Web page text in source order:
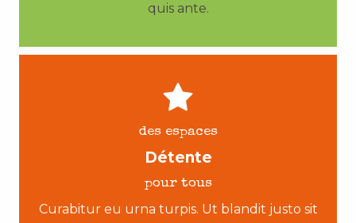
quis ante.
des espaces
Détente
pour tous
Curabitur eu urna turpis. Ut blandit justo sit